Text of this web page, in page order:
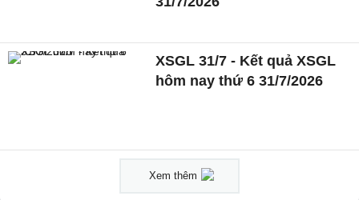
XSGL 31/7 - Kết quả XSGL
hôm nay thứ 6 31/7/2026
Xem thêm